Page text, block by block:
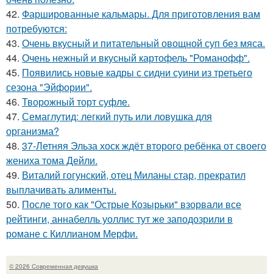
42. Фаршированные кальмары. Для приготовления вам
потребуются:
43. Очень вкусный и питательный овощной суп без мяса.
44. Очень нежный и вкусный картофель "Романофф".
45. Появились новые кадры с сидни суини из третьего
сезона "Эйфории".
46. Творожный торт суфле.
47. Семаглутид: легкий путь или ловушка для
организма?
48. 37-Летняя Эльза хоск ждёт второго ребёнка от своего
жениха тома Дейли.
49. Виталий гогунский, отец Миланы стар, прекратил
выплачивать алименты.
50. После того как "Острые Козырьки" взорвали все
рейтинги, аннабелль уоллис тут же заподозрили в
романе с Киллианом Мерфи.
© 2026 Современная девушка